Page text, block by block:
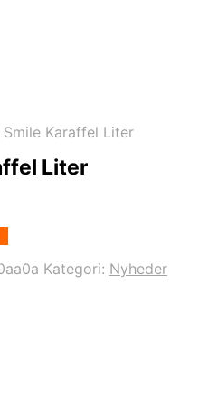
Smile Karaffel Liter
Liter
Kategori: Nyheder